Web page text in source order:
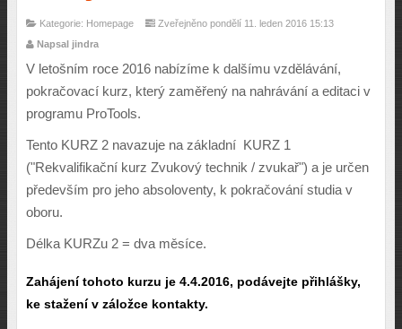
Kategorie: Homepage
Zveřejněno pondělí 11. leden 2016 15:13
Napsal jindra
V letošním roce 2016 nabízíme k dalšímu vzdělávání,
pokračovací kurz, který zaměřený na nahrávání a editaci v
programu ProTools.
Tento KURZ 2 navazuje na základní KURZ 1
("Rekvalifikační kurz Zvukový technik / zvukař") a je určen
především pro jeho absoloventy, k pokračování studia v
oboru.
Délka KURZu 2 = dva měsíce.
Zahájení tohoto kurzu je 4.4.2016, podávejte přihlášky,
ke stažení v záložce kontakty.